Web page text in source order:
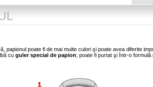
papionul poate fi de mai multe culori şi poate avea diferite
cu guler special de papion; poate fi purtat şi într-o formulă